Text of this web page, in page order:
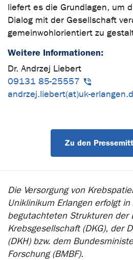
liefert es die Grundlagen, um
Dialog mit der Gesellschaft
gemeinwohlorientiert zu
Weitere Informationen:
Dr. Andrzej Liebert
09131 85-25557
andrzej.liebert(at)uk-
Zu den
Die Versorgung von
Uniklinikum Erlangen erfolgt
begutachteten Strukturen der
Krebsgesellschaft (DKG), der
(DKH) bzw. dem
Forschung (BMBF).